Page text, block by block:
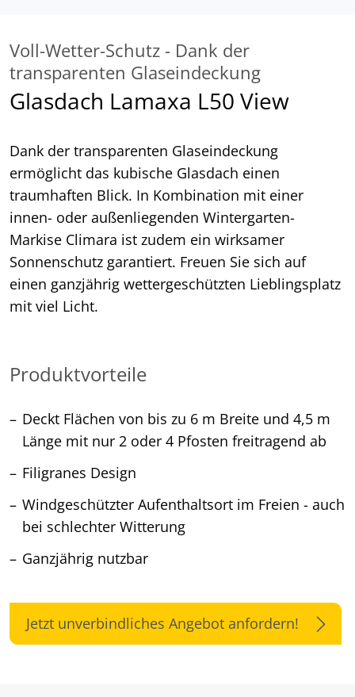
Voll-Wetter-Schutz - Dank der
transparenten Glaseindeckung
Glasdach Lamaxa L50 View
Dank der transparenten Glaseindeckung
ermöglicht das kubische Glasdach einen
traumhaften Blick. In Kombination mit einer
innen- oder außenliegenden Wintergarten-
Markise Climara ist zudem ein wirksamer
Sonnenschutz garantiert. Freuen Sie sich auf
einen ganzjährig wettergeschützten Lieblingsplatz
mit viel Licht.
Produktvorteile
Deckt Flächen von bis zu 6 m Breite und 4,5 m
Länge mit nur 2 oder 4 Pfosten freitragend ab
Filigranes Design
Windgeschützter Aufenthaltsort im Freien - auch
bei schlechter Witterung
Ganzjährig nutzbar
Jetzt unverbindliches Angebot anfordern!